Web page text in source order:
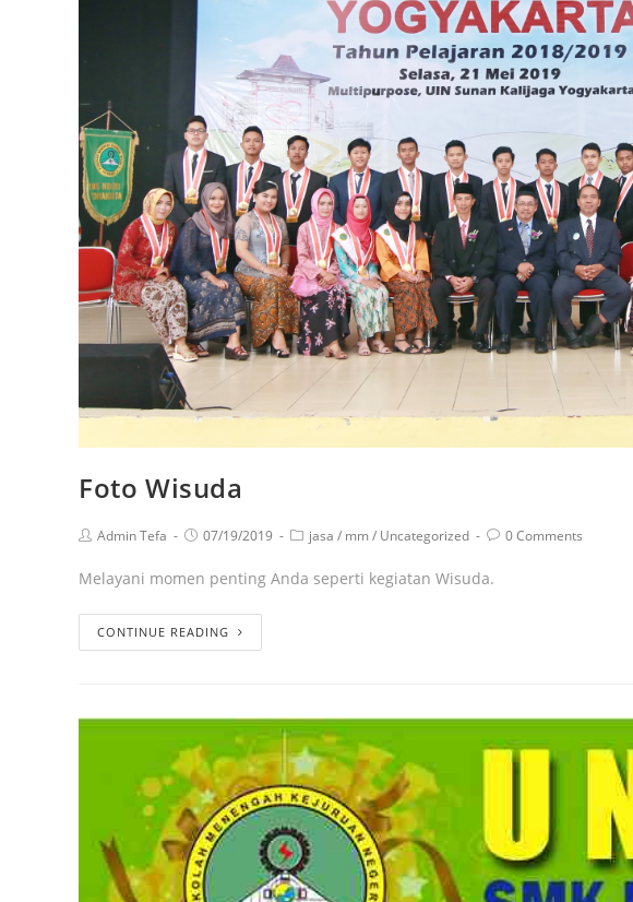
Foto Wisuda
Admin Tefa 07/19/2019 jasa / mm/ Uncategorized 0 Comments
Melayani momen penting Anda seperti kegiatan Wisuda.
CONTINUE READING